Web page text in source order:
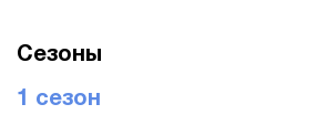
Сезоны
1 сезон